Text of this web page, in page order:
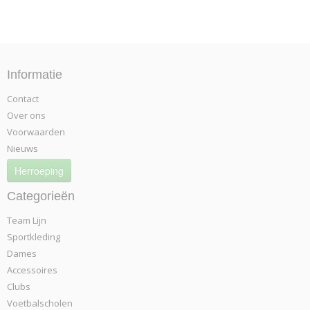
Informatie
Contact
Over ons
Voorwaarden
Nieuws
Herroeping
Categorieën
Team Lijn
Sportkleding
Dames
Accessoires
Clubs
Voetbalscholen